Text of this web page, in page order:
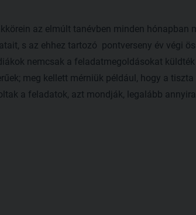
az elmúlt tanévben minden hónapban
s az ehhez tartozó pontverseny év végi
nemcsak a feladatmegoldásokat küldték
meg kellett mérniük például, hogy a
a feladatok, azt mondják, legalább